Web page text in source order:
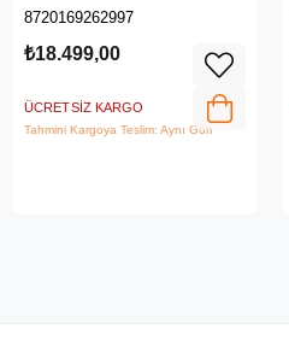
Renkli Işık, Alexa, Apple Home ve
8720169262997
₺18.499,00
ÜCRETSIZ KARGO
Tahmini Kargoya Teslim: Aynı Gün